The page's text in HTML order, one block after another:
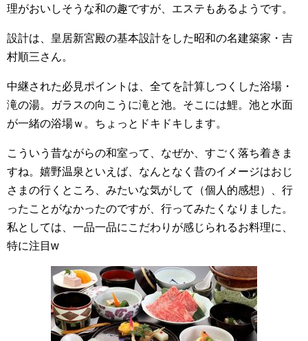
理がおいしそうな和の趣ですが、エステもあるようです。
設計は、皇居新宮殿の基本設計をした昭和の名建築家・吉
村順三さん。
中継された必見ポイントは、全てを計算しつくした浴場・
滝の湯。ガラスの向こうに滝と池。そこには鯉。池と水面
が一緒の浴場ｗ。ちょっとドキドキします。
こういう昔ながらの和室って、なぜか、すごく落ち着きま
すね。嬉野温泉といえば、なんとなく昔のイメージはおじ
さまの行くところ、みたいな気がして（個人的感想）、行
ったことがなかったのですが、行ってみたくなりました。
私としては、一品一品にこだわりが感じられるお料理に、
特に注目w